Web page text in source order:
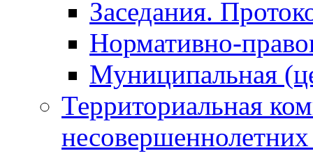
Заседания.
Нормативно-
Муниципальная
Территориальная